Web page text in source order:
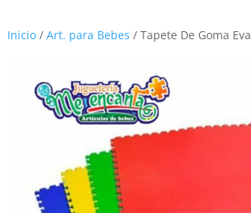
Inicio/ Art. para Bebes / Tapete De Goma Eva